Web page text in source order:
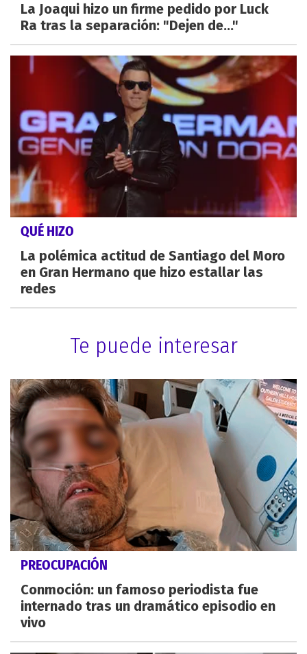
La Joaqui hizo un firme pedido por Luck
Ra tras la separación: "Dejen de..."
QUÉ HIZO
La polémica actitud de Santiago del Moro
en Gran Hermano que hizo estallar las
redes
Te puede interesar
PREOCUPACIÓN
Conmoción: un famoso periodista fue
internado tras un dramático episodio en
vivo